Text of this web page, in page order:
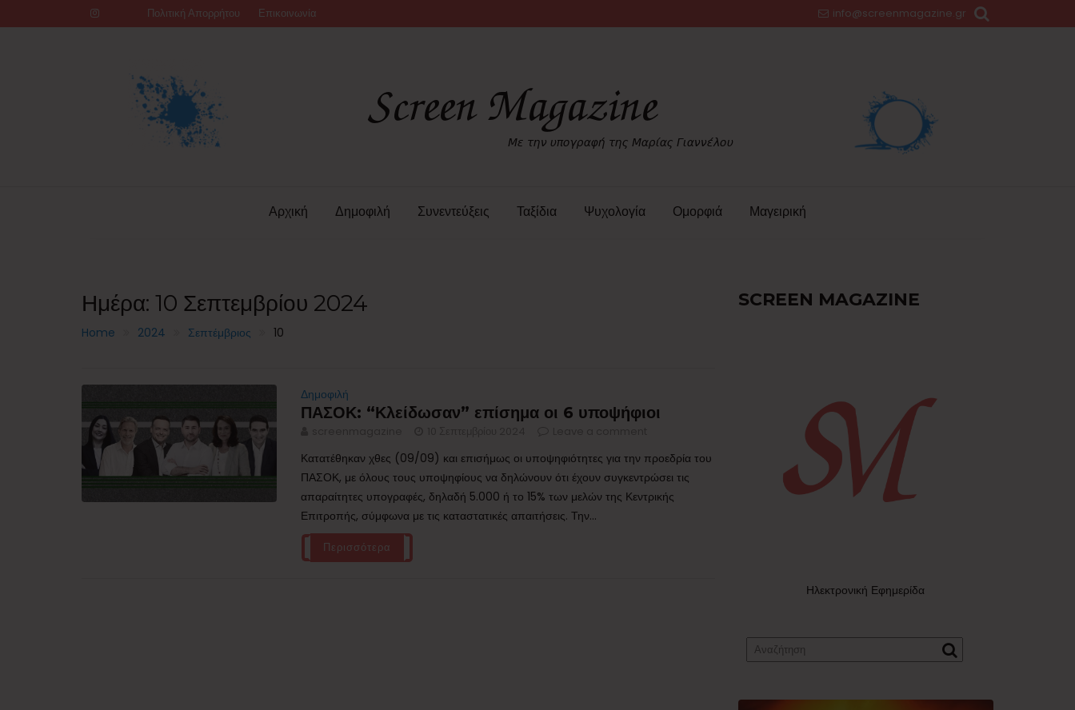
to
Πολιτική Απορρήτου Επικοινωνία info@screenmagazine.gr
Αρχική Δημοφιλή Συνεντεύξεις Ταξίδια Ψυχολογία Ομορφιά Μαγειρική
Ημέρα: 10 Σεπτεμβρίου 2024
Home 2024 Σεπτέμβριος 10
Δημοφιλή
ΠΑΣΟΚ: “Κλείδωσαν” επίσημα οι 6 υποψήφιοι
Κατατέθηκαν χθες (09/09) και επισήμως οι υποψηφιότητες για την προεδρία του
ΠΑΣΟΚ, με όλους τους υποψηφίους να δηλώνουν ότι έχουν συγκεντρώσει τις
απαραίτητες υπογραφές, δηλαδή 5.000 ή το 15% των μελών της Κεντρικής
Επιτροπής, σύμφωνα με τις καταστατικές απαιτήσεις. Την...
Περισσότερα
SCREEN MAGAZINE
Ηλεκτρονική Εφημερίδα